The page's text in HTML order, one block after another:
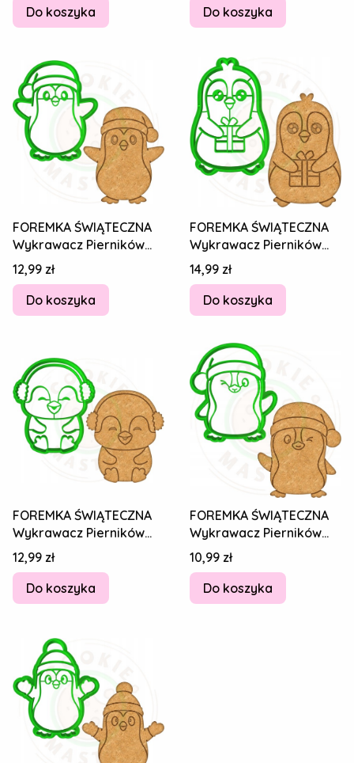
8cm
Do koszyka
8cm
Do koszyka
FOREMKA ŚWIĄTECZNA
Wykrawacz Pierników
ŚWIĘTA BOŻE
NARODZENIE Pingwin
8cm
Cena
12,99 zł
Do koszyka
FOREMKA ŚWIĄTECZNA
Wykrawacz Pierników
ŚWIĘTA BOŻE
NARODZENIE Pingwin
8cm
Cena
14,99 zł
Do koszyka
FOREMKA ŚWIĄTECZNA
Wykrawacz Pierników
ŚWIĘTA BOŻE
NARODZENIE Pingwin
8cm
Cena
12,99 zł
Do koszyka
FOREMKA ŚWIĄTECZNA
Wykrawacz Pierników
ŚWIĘTA BOŻE
NARODZENIE Pingwin
8cm
Cena
10,99 zł
Do koszyka